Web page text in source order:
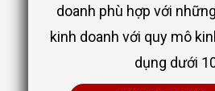
doanh phù hợp với
kinh doanh với quy mô
dụng dưới